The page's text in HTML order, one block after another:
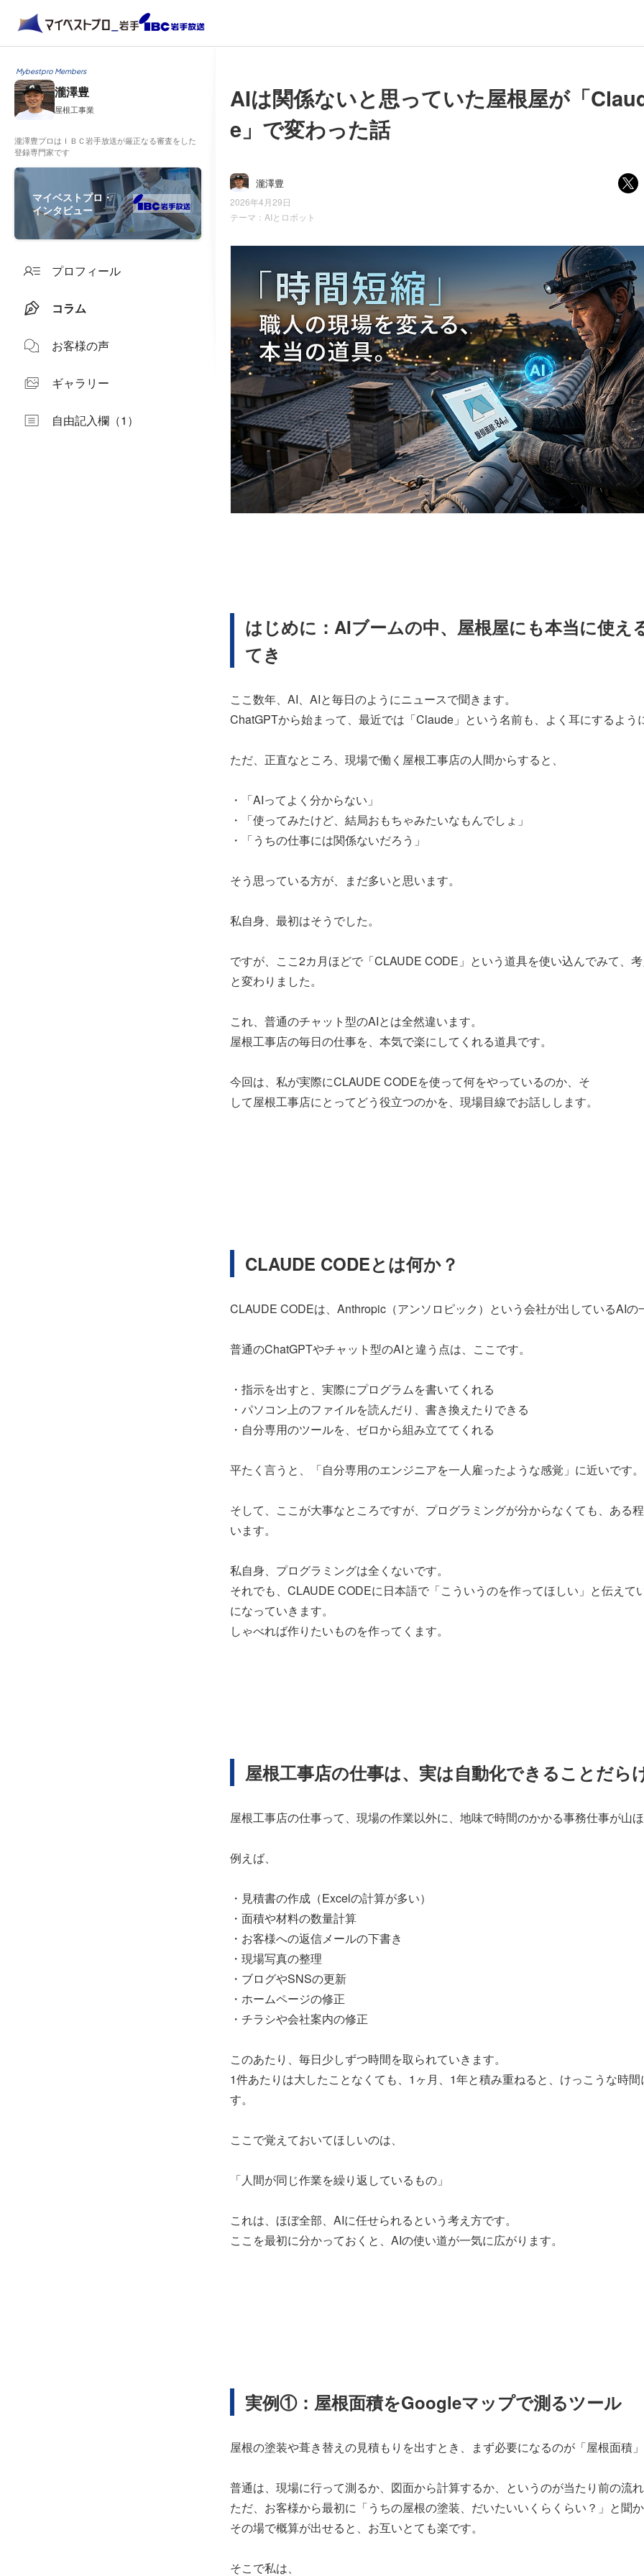
Mybestpro Members
瀧澤豊
屋根工事業
瀧澤豊プロはＩＢＣ岩手放送が厳正なる審査をした
登録専門家です
マイベストプロ・
インタビュー
プロフィール
コラム
お客様の声
ギャラリー
自由記入欄（1）
AIは関係ないと思っていた屋根屋が「
e」で変わった話
瀧澤豊
2026年4月29日
テーマ： AIとロボット
はじめに：AIブームの中、屋根屋にも本当に使え
てき
ここ数年、AI、AIと毎日のようにニュースで聞きます。
ChatGPTから始まって、最近では「Claude」という名前も、よく耳にするよう
ただ、正直なところ、現場で働く屋根工事店の人間からすると、
・「AIってよく分からない」
・「使ってみたけど、結局おもちゃみたいなもんでしょ」
・「うちの仕事には関係ないだろう」
そう思っている方が、まだ多いと思います。
私自身、最初はそうでした。
ですが、ここ2カ月ほどで「CLAUDE CODE」という道具を使い込んでみて、
と変わりました。
これ、普通のチャット型のAIとは全然違います。
屋根工事店の毎日の仕事を、本気で楽にしてくれる道具です。
今回は、私が実際にCLAUDE CODEを使って何をやっているのか、そ
して屋根工事店にとってどう役立つのかを、現場目線でお話しします。
CLAUDE CODEとは何か？
CLAUDE CODEは、Anthropic（アンソロピック）という会社が出しているAIの
普通のChatGPTやチャット型のAIと違う点は、ここです。
・指示を出すと、実際にプログラムを書いてくれる
・パソコン上のファイルを読んだり、書き換えたりできる
・自分専用のツールを、ゼロから組み立ててくれる
平たく言うと、「自分専用のエンジニアを一人雇ったような感覚」に近いです。
そして、ここが大事なところですが、プログラミングが分からなくても、ある
います。
私自身、プログラミングは全くないです。
それでも、CLAUDE CODEに日本語で「こういうのを作ってほしい」と伝えて
になっていきます。
しゃべれば作りたいものを作ってくます。
屋根工事店の仕事は、実は自動化できることだら
屋根工事店の仕事って、現場の作業以外に、地味で時間のかかる事務仕事が山ほ
例えば、
・見積書の作成（Excelの計算が多い）
・面積や材料の数量計算
・お客様への返信メールの下書き
・現場写真の整理
・ブログやSNSの更新
・ホームページの修正
・チラシや会社案内の修正
このあたり、毎日少しずつ時間を取られていきます。
1件あたりは大したことなくても、1ヶ月、1年と積み重ねると、けっこうな時間
す。
ここで覚えておいてほしいのは、
「人間が同じ作業を繰り返しているもの」
これは、ほぼ全部、AIに任せられるという考え方です。
ここを最初に分かっておくと、AIの使い道が一気に広がります。
実例①：屋根面積をGoogleマップで測るツール
屋根の塗装や葺き替えの見積もりを出すとき、まず必要になるのが「屋根面積」
普通は、現場に行って測るか、図面から計算するか、というのが当たり前の流れ
ただ、お客様から最初に「うちの屋根の塗装、だいたいいくらくらい？」と聞か
その場で概算が出せると、お互いとても楽です。
そこで私は、